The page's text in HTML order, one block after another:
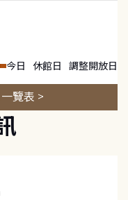
今日 休館日 調整開放日
覽表 >